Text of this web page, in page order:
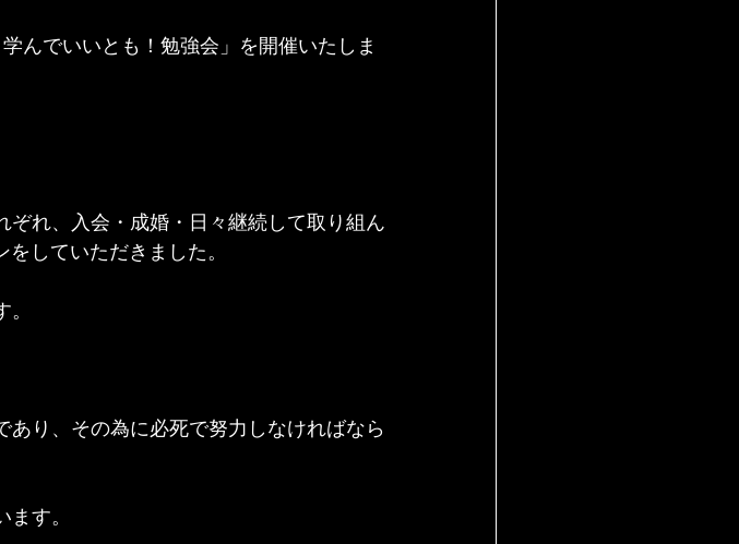
んでいいとも！勉強会」を開催いたしま
れ、入会・成婚・日々継続して取り組ん
していただきました。
り、その為に必死で努力しなければなら
す。